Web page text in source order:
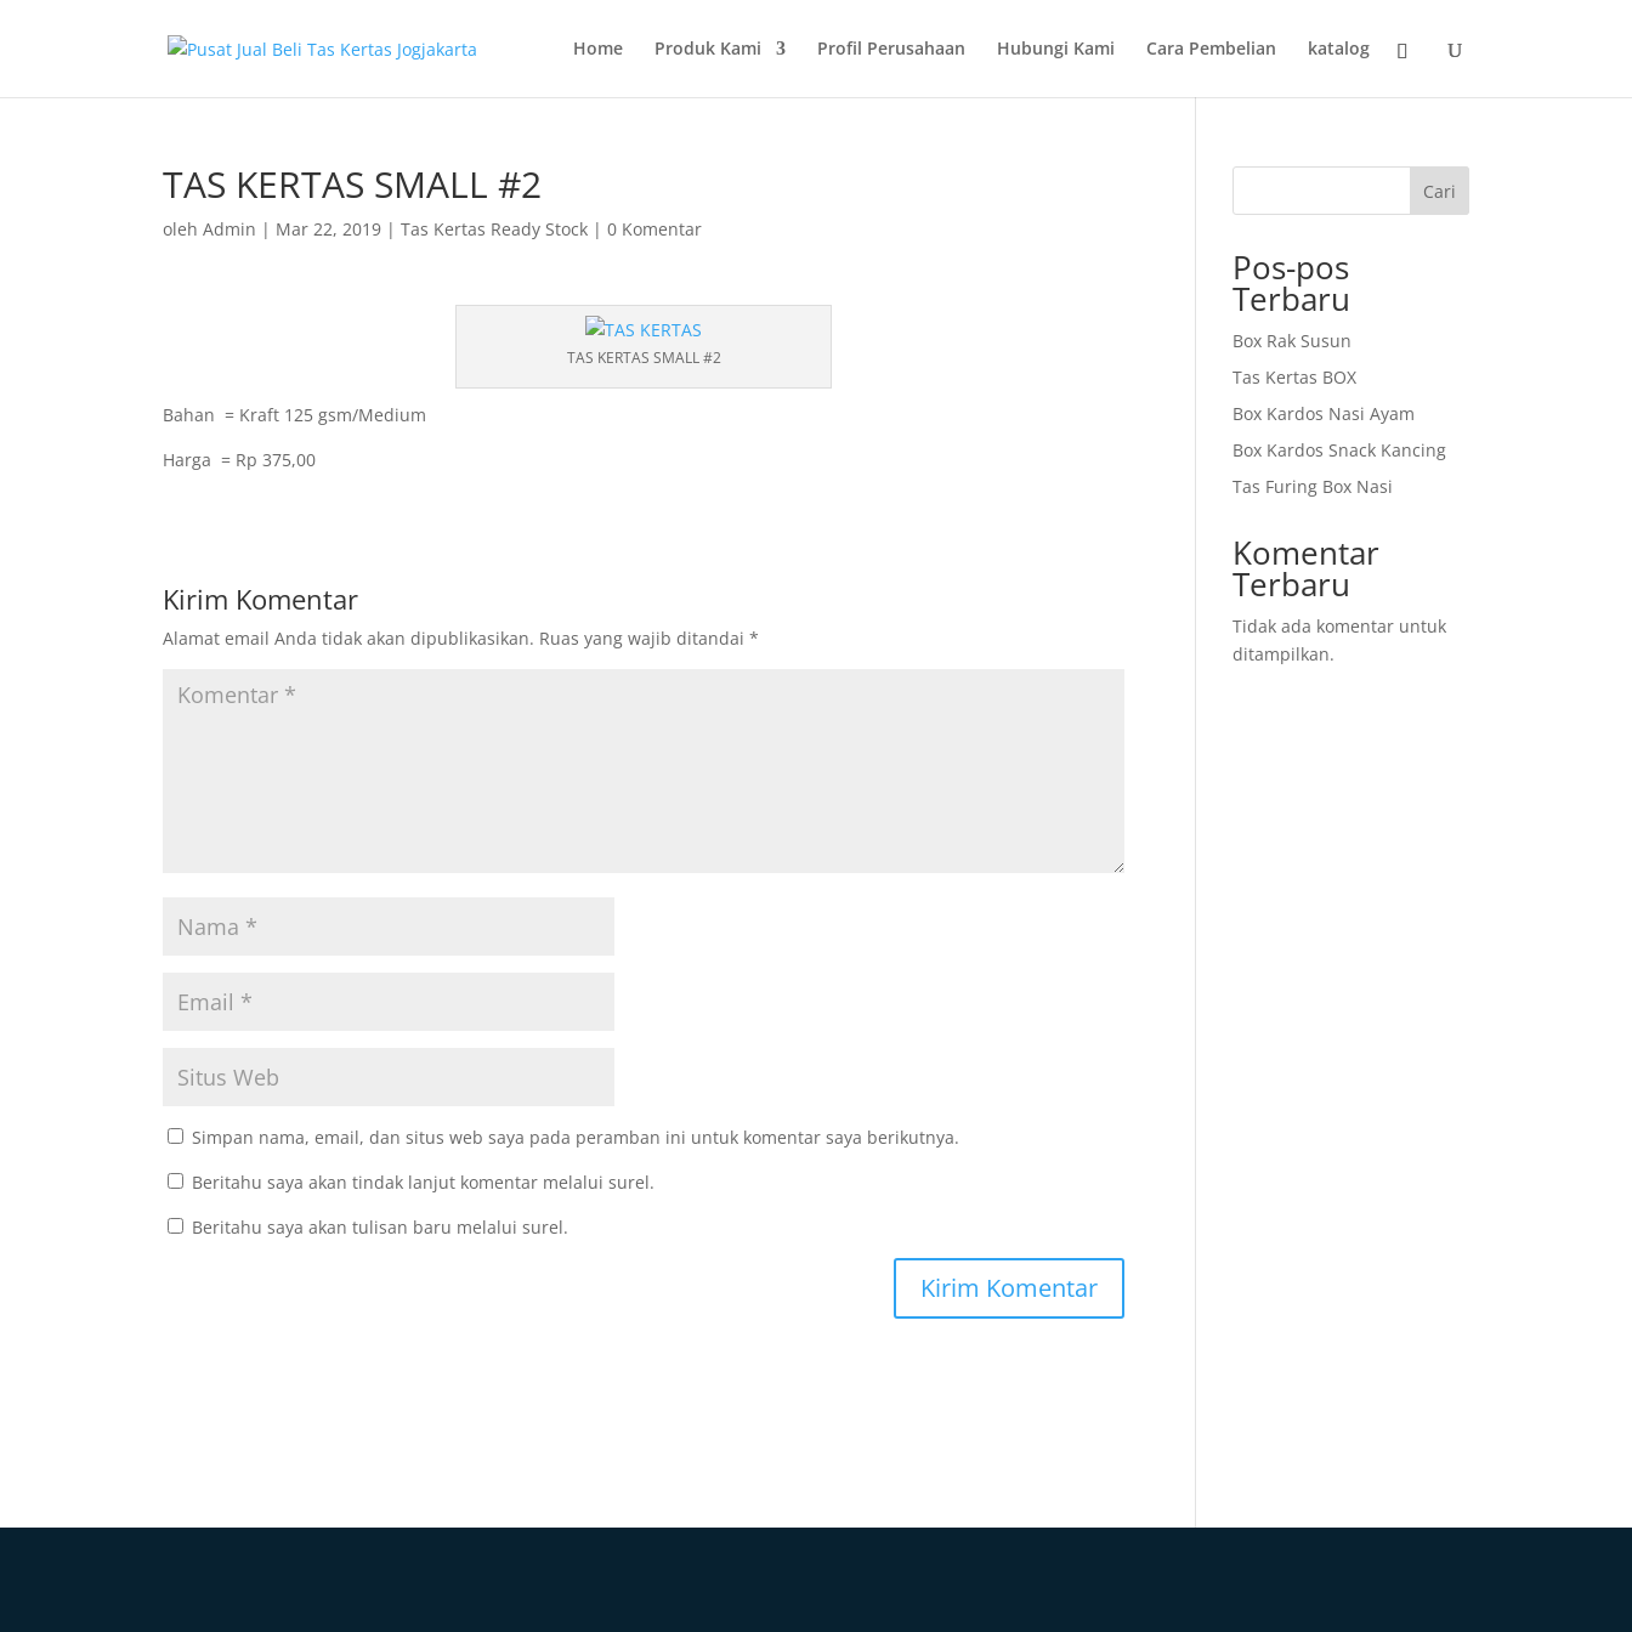
Home Produk Kami Profil Perusahaan Hubungi Kami Cara Pembelian katalog
TAS KERTAS SMALL #2
olehAdmin | Mar 22, 2019 |Tas Kertas Ready Stock |0 Komentar
TAS KERTAS SMALL #2
Bahan = Kraft 125 gsm/Medium
Harga = Rp 375,00
Kirim Komentar
Alamat email Anda tidak akan dipublikasikan. Ruas yang wajib ditandai*
Simpan nama, email, dan situs web saya pada peramban ini untuk komentar saya berikutnya.
Beritahu saya akan tindak lanjut komentar melalui surel.
Beritahu saya akan tulisan baru melalui surel.
Cari
Pos-pos
Terbaru
Box Rak Susun
Tas Kertas BOX
Box Kardos Nasi Ayam
Box Kardos Snack Kancing
Tas Furing Box Nasi
Komentar
Terbaru
Tidak ada komentar untuk
ditampilkan.